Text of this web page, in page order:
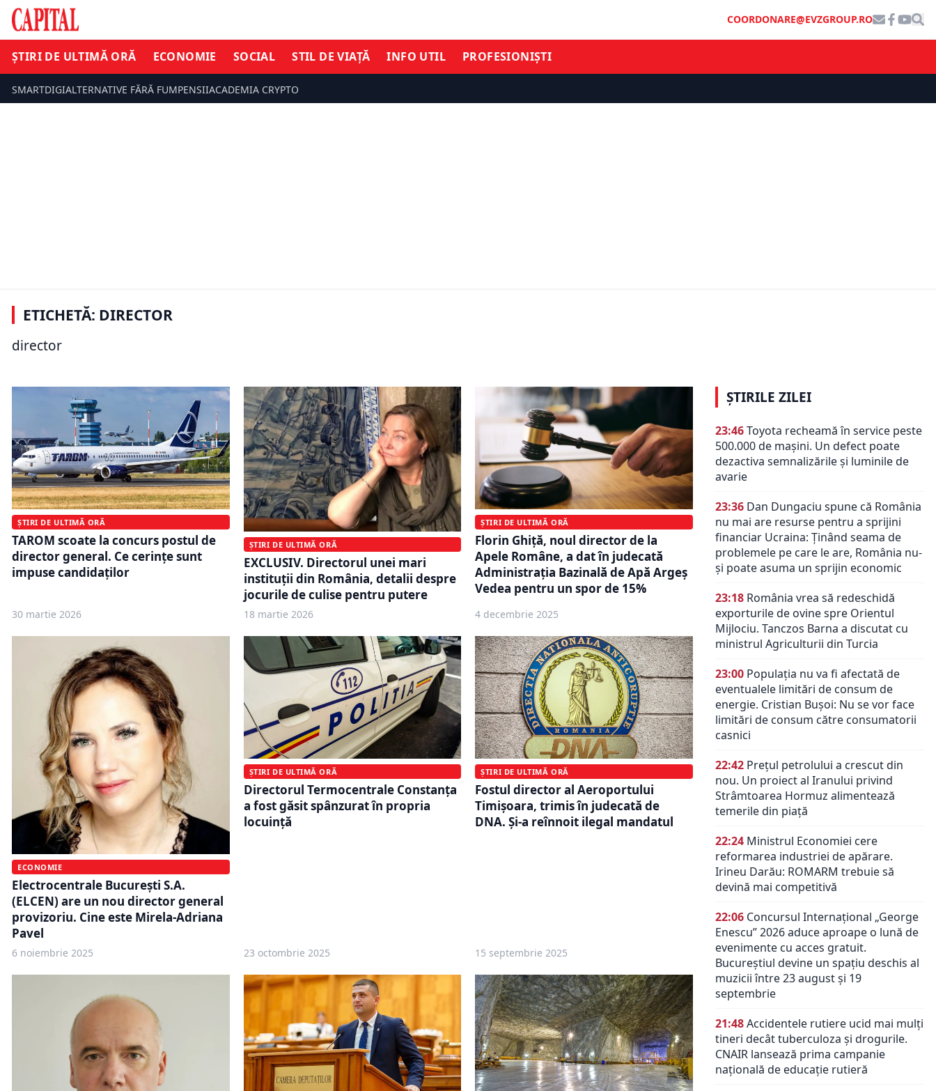
COORDONARE@EVZGROUP.RO
ȘTIRI DE ULTIMĂ ORĂ ECONOMIE SOCIAL STIL DE VIAȚĂ INFO UTIL PROFESIONIȘTI
SMARTDIGIALTERNATIVE FĂRĂ FUMPENSIIACADEMIA CRYPTO
ETICHETĂ: DIRECTOR
director
stins un nume de referință al
televiziunii americane. A fost
legenda din spatele unor seriale
ȘTIRI DE ULTIMĂ ORĂ
TAROM scoate la concurs postul de
director general. Ce cerințe sunt
impuse candidaților
30 martie 2026
ȘTIRI DE ULTIMĂ ORĂ
EXCLUSIV. Directorul unei mari
instituții din România, detalii despre
jocurile de culise pentru putere
18 martie 2026
ȘTIRI DE ULTIMĂ ORĂ
Florin Ghiță, noul director de la
Apele Române, a dat în judecată
Administrația Bazinală de Apă Argeș
Vedea pentru un spor de 15%
4 decembrie 2025
ECONOMIE
Electrocentrale București S.A.
(ELCEN) are un nou director general
provizoriu. Cine este Mirela-Adriana
Pavel
6 noiembrie 2025
ȘTIRI DE ULTIMĂ ORĂ
Directorul Termocentrale Constanţa
a fost găsit spânzurat în propria
locuinţă
23 octombrie 2025
ȘTIRI DE ULTIMĂ ORĂ
Fostul director al Aeroportului
Timișoara, trimis în judecată de
DNA. Și-a reînnoit ilegal mandatul
15 septembrie 2025
ȘTIRILE ZILEI
23:46Toyota recheamă în service peste
500.000 de mașini. Un defect poate
dezactiva semnalizările și luminile de
avarie
23:36 Dan Dungaciu spune că România
nu mai are resurse pentru a sprijini
financiar Ucraina: Ținând seama de
problemele pe care le are, România nu-
și poate asuma un sprijin economic
23:18 România vrea să redeschidă
exporturile de ovine spre Orientul
Mijlociu. Tanczos Barna a discutat cu
ministrul Agriculturii din Turcia
23:00 Populația nu va fi afectată de
eventualele limitări de consum de
energie. Cristian Bușoi: Nu se vor face
limitări de consum către consumatorii
casnici
22:42 Prețul petrolului a crescut din
nou. Un proiect al Iranului privind
Strâmtoarea Hormuz alimentează
temerile din piață
22:24 Ministrul Economiei cere
reformarea industriei de apărare.
Irineu Darău: ROMARM trebuie să
devină mai competitivă
22:06 Concursul Internațional „George
Enescu” 2026 aduce aproape o lună de
evenimente cu acces gratuit.
Bucureștiul devine un spațiu deschis al
muzicii între 23 august și 19
septembrie
21:48Accidentele rutiere ucid mai mulți
tineri decât tuberculoza și drogurile.
CNAIR lansează prima campanie
națională de educație rutieră